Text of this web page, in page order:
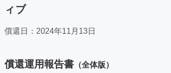
ィブ
償還日 2024年11月13日
償還運用報告書 （全体版）